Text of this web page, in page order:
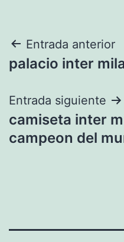
Navegación
de
entradas
Entrada anterior
palacio inter
Entrada siguiente
camiseta inter
campeon del